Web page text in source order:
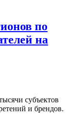
по
на
субъектов
и брендов.